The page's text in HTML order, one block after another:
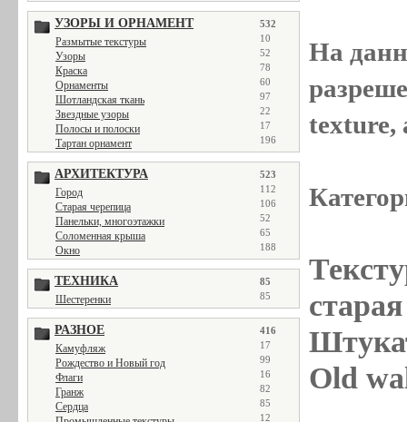
УЗОРЫ И ОРНАМЕНТ 532
Размытые текстуры 10
Узоры 52
Краска 78
Орнаменты 60
Шотландская ткань 97
Звездные узоры 22
Полосы и полоски 17
Тартан орнамент 196
АРХИТЕКТУРА 523
Город 112
Старая черепица 106
Панельки, многоэтажки 52
Соломенная крыша 65
Окно 188
ТЕХНИКА 85
Шестеренки 85
РАЗНОЕ 416
Камуфляж 17
Рождество и Новый год 99
Флаги 16
Гранж 82
Сердца 85
12
На
texture,
Old